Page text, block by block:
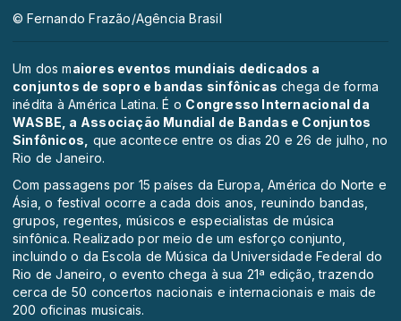
© Fernando Frazão/Agência Brasil
Um dos maiores eventos mundiais dedicados a
conjuntos de sopro e bandas sinfônicas chega de forma
inédita à América Latina. É o Congresso Internacional da
WASBE, a Associação Mundial de Bandas e Conjuntos
Sinfônicos,
que acontece entre os dias 20 e 26 de julho, no
Rio de Janeiro.
Com passagens por 15 países da Europa, América do Norte e
Ásia, o festival ocorre a cada dois anos, reunindo bandas,
grupos, regentes, músicos e especialistas de música
sinfônica. Realizado por meio de um esforço conjunto,
incluindo o da Escola de Música da Universidade Federal do
Rio de Janeiro, o evento chega à sua 21ª edição, trazendo
cerca de 50 concertos nacionais e internacionais e mais de
200 oficinas musicais.